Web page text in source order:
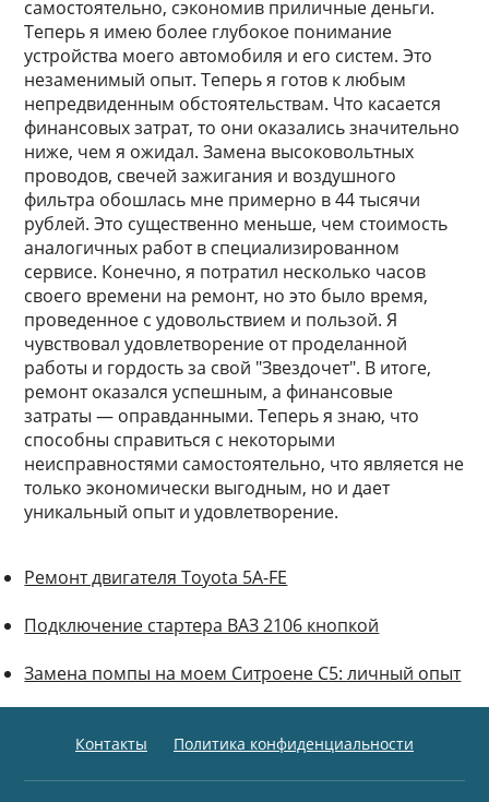
самостоятельно, сэкономив приличные деньги.
Теперь я имею более глубокое понимание
устройства моего автомобиля и его систем. Это
незаменимый опыт. Теперь я готов к любым
непредвиденным обстоятельствам. Что касается
финансовых затрат, то они оказались значительно
ниже, чем я ожидал. Замена высоковольтных
проводов, свечей зажигания и воздушного
фильтра обошлась мне примерно в 44 тысячи
рублей. Это существенно меньше, чем стоимость
аналогичных работ в специализированном
сервисе. Конечно, я потратил несколько часов
своего времени на ремонт, но это было время,
проведенное с удовольствием и пользой. Я
чувствовал удовлетворение от проделанной
работы и гордость за свой "Звездочет". В итоге,
ремонт оказался успешным, а финансовые
затраты — оправданными. Теперь я знаю, что
способны справиться с некоторыми
неисправностями самостоятельно, что является не
только экономически выгодным, но и дает
уникальный опыт и удовлетворение.
Ремонт двигателя Toyota 5A-FE
Подключение стартера ВАЗ 2106 кнопкой
Замена помпы на моем Ситроене С5: личный опыт
Контакты Политика конфиденциальности